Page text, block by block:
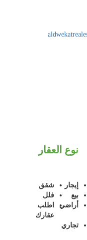
العقار
شقق
فلل
اطلب
عقارك